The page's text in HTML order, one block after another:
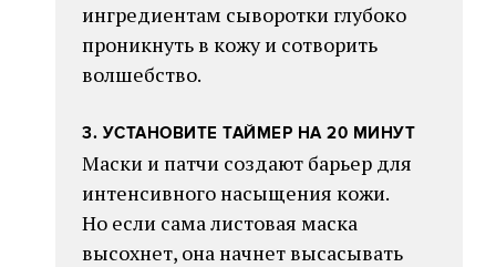
ингредиентам сыворотки глубоко
проникнуть в кожу и сотворить
волшебство.
3. УСТАНОВИТЕ ТАЙМЕР НА 20 МИНУТ
Маски и патчи создают барьер для
интенсивного насыщения кожи.
Но если сама листовая маска
высохнет, она начнет высасывать